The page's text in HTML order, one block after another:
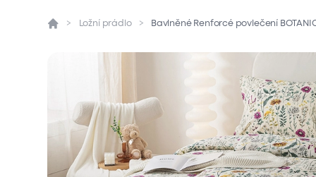
Přehled Parametry Popis produktu
Ložní prádlo Bavlněné Renforcé povlečení